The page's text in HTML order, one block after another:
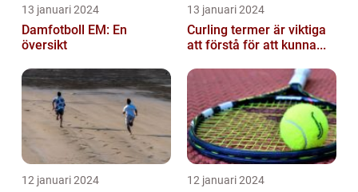
13 januari 2024
Damfotboll EM: En
översikt
13 januari 2024
Curling termer är viktiga
att förstå för att kunna...
12 januari 2024 12 januari 2024